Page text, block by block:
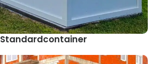
Standardcontainer